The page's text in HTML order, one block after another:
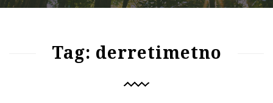
Tag: derretimetno